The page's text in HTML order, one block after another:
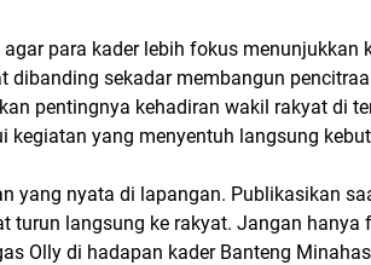
para kader lebih fokus menunjukkan
dibanding sekadar membangun
pentingnya kehadiran wakil rakyat di
kegiatan yang menyentuh langsung
yang nyata di lapangan. Publikasikan
turun langsung ke rakyat. Jangan hanya
Olly di hadapan kader Banteng